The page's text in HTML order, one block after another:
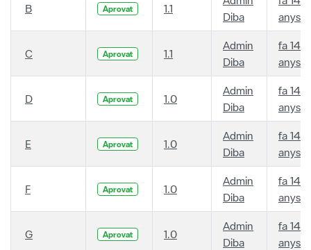
B Aprovat 1.1
Diba
anys
C Aprovat 1.1
Admin
Diba
fa 14
anys
D Aprovat 1.0
Admin
Diba
fa 14
anys
E Aprovat 1.0
Admin
Diba
fa 14
anys
F Aprovat 1.0
Admin
Diba
fa 14
anys
G Aprovat 1.0
Admin
Diba
fa 14
anys